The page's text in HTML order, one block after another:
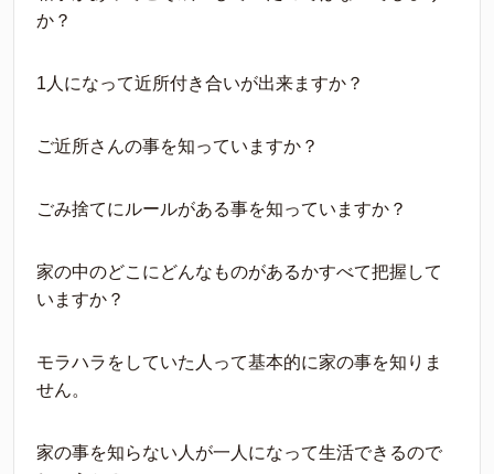
か？
1人になって近所付き合いが出来ますか？
ご近所さんの事を知っていますか？
ごみ捨てにルールがある事を知っていますか？
家の中のどこにどんなものがあるかすべて把握して
いますか？
モラハラをしていた人って基本的に家の事を知りま
せん。
家の事を知らない人が一人になって生活できるので